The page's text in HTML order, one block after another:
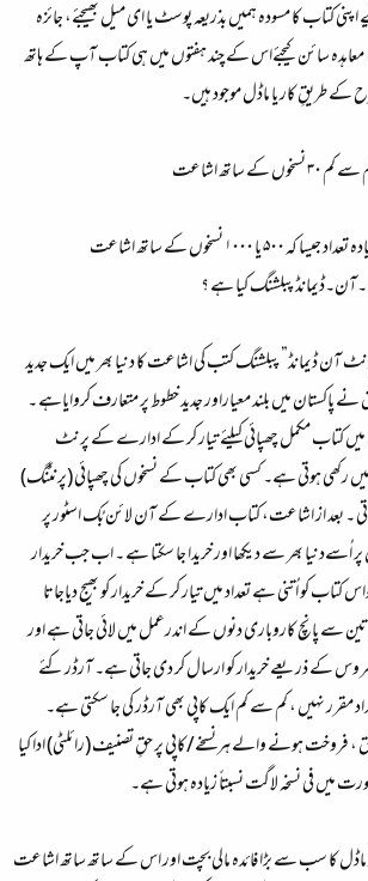
کتاب کا مسودہ ہمیں بذریعہ پوسٹ یا ای میل بھیجئے، جائزہ
معاہدہ سائن کیجئےاس کے چند ہفتوں میں ہی کتاب آپ کے ہاتھ
کے طریقِ کار یا ماڈل موجود ہیں۔
پبلشنگ کیا ہے ؟
ڈیمانڈ” پبلشنگ کتب کی اشاعت کا دنیا بھر میں ایک جدید
پاکستان میں بلند معیاراور جدید خطوط پر متعارف کروایاہے ۔
کتاب مکمل چھپائی کیلئے تیار کر کے ادارے کے پرنٹ
رکھی ہوتی ہے۔ کسی بھی کتاب کے نسخوں کی چھپائی (پرنٹنگ)
۔ بعد از اشاعت، کتاب ادارے کے آن لائن بُک اسٹور پر
اُسےدنیا بھر سے دیکھا اور خریدا جا سکتا ہے ۔ اب جب خریدار
کتاب کو اُتنی ہے تعداد میں تیار کر کے خریدار کو بھیج دیاجاتا
سے پانچ کاروباری دنوں کے اندرعمل میں لائی جاتی ہے اور
کے ذریعے خریدار کو ارسال کر دی جاتی ہے۔ آرڈر کئے
مقرر نہیں ، کم سے کم ایک کاپی بھی آرڈر کی جا سکتی ہے۔
ہونے والے ہر نسخے/کاپی پر حقِ تصنیف (رائلٹی) ادا کیا
فی نسخہ لاگت نسبتاً زیادہ ہوتی ہے۔
کا سب سے بڑا فائدہ مالی بچت اور اس کے ساتھ ساتھ اشاعت